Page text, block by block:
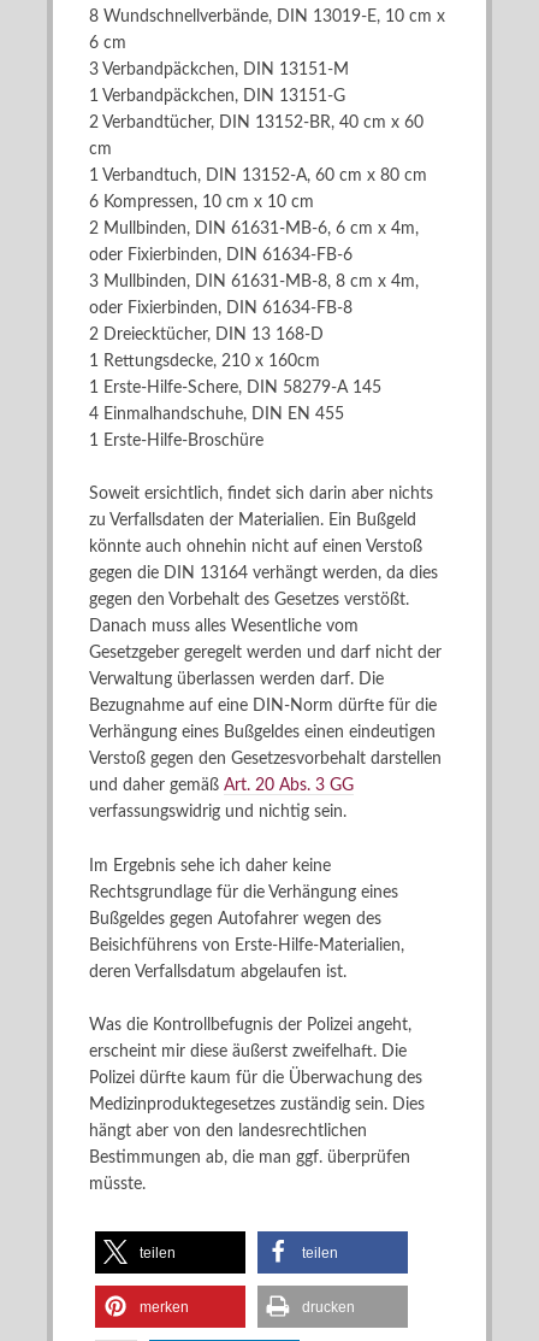
8 Wundschnellverbände, DIN 13019-E, 10 cm x
6 cm
3 Verbandpäckchen, DIN 13151-M
1 Verbandpäckchen, DIN 13151-G
2 Verbandtücher, DIN 13152-BR, 40 cm x 60
cm
1 Verbandtuch, DIN 13152-A, 60 cm x 80 cm
6 Kompressen, 10 cm x 10 cm
2 Mullbinden, DIN 61631-MB-6, 6 cm x 4m,
oder Fixierbinden, DIN 61634-FB-6
3 Mullbinden, DIN 61631-MB-8, 8 cm x 4m,
oder Fixierbinden, DIN 61634-FB-8
2 Dreiecktücher, DIN 13 168-D
1 Rettungsdecke, 210 x 160cm
1 Erste-Hilfe-Schere, DIN 58279-A 145
4 Einmalhandschuhe, DIN EN 455
1 Erste-Hilfe-Broschüre
Soweit ersichtlich, findet sich darin aber nichts
zu Verfallsdaten der Materialien. Ein Bußgeld
könnte auch ohnehin nicht auf einen Verstoß
gegen die DIN 13164 verhängt werden, da dies
gegen den Vorbehalt des Gesetzes verstößt.
Danach muss alles Wesentliche vom
Gesetzgeber geregelt werden und darf nicht der
Verwaltung überlassen werden darf. Die
Bezugnahme auf eine DIN-Norm dürfte für die
Verhängung eines Bußgeldes einen eindeutigen
Verstoß gegen den Gesetzesvorbehalt darstellen
und daher gemäß Art. 20 Abs. 3 GG
verfassungswidrig und nichtig sein.
Im Ergebnis sehe ich daher keine
Rechtsgrundlage für die Verhängung eines
Bußgeldes gegen Autofahrer wegen des
Beisichführens von Erste-Hilfe-Materialien,
deren Verfallsdatum abgelaufen ist.
Was die Kontrollbefugnis der Polizei angeht,
erscheint mir diese äußerst zweifelhaft. Die
Polizei dürfte kaum für die Überwachung des
Medizinproduktegesetzes zuständig sein. Dies
hängt aber von den landesrechtlichen
Bestimmungen ab, die man ggf. überprüfen
müsste.
teilen teilen
merken drucken